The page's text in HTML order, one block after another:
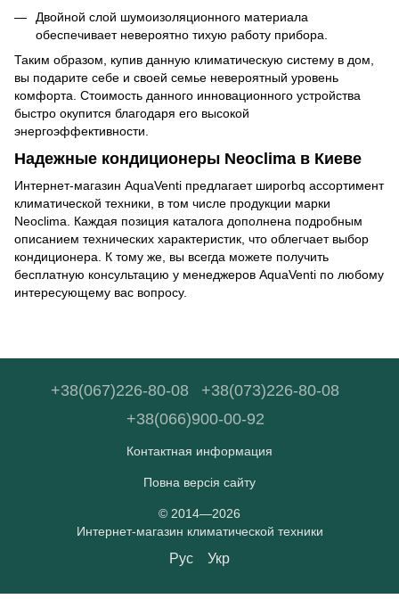
Двойной слой шумоизоляционного материала
обеспечивает невероятно тихую работу прибора.
Таким образом, купив данную климатическую систему в дом,
вы подарите себе и своей семье невероятный уровень
комфорта. Стоимость данного инновационного устройства
быстро окупится благодаря его высокой
энергоэффективности.
Надежные кондиционеры Neoclima в Киеве
Интернет-магазин AquaVenti предлагает широrbq ассортимент
климатической техники, в том числе продукции марки
Neoclima. Каждая позиция каталога дополнена подробным
описанием технических характеристик, что облегчает выбор
кондиционера. К тому же, вы всегда можете получить
бесплатную консультацию у менеджеров AquaVenti по любому
интересующему вас вопросу.
+38(067)226-80-08
+38(073)226-80-08
+38(066)900-00-92
Контактная информация
Повна версія сайту
© 2014—2026
Интернет-магазин климатической техники
Рус Укр